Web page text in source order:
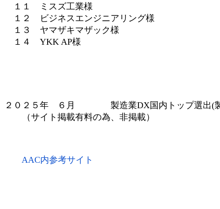
１１ ミスズ工業様
１２ ビジネスエンジニアリング様
１３ ヤマザキマザック様
１４ YKK AP様
２０２５年 ６月 製造業DX国内トップ選出(製
（サイト掲載有料の為、非掲載）
AAC内参考サイト